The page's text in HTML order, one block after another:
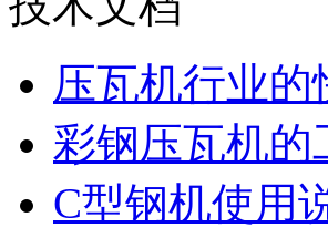
压瓦机行业的
彩钢压瓦机的
C型钢机使用